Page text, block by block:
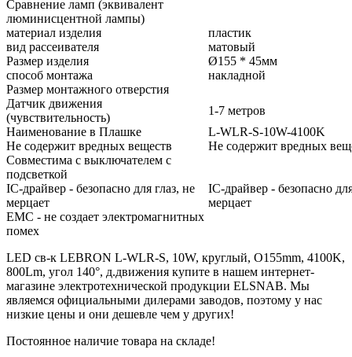
Сравнение ламп (эквивалент
люминисцентной лампы)
материал изделия
пластик
вид рассеивателя
матовый
Размер изделия
Ø155 * 45мм
способ монтажа
накладной
Размер монтажного отверстия
Датчик движения
(чувствительность)
1-7 метров
Наименование в Плашке
L-WLR-S-10W-4100K
Не содержит вредных веществ
Не содержит вредных
Совместима с выключателем с
подсветкой
IC-драйвер - безопасно для глаз, не
мерцает
IC-драйвер - безопасно
мерцает
EMC - не создает электромагнитных
помех
LED св-к LEBRON L-WLR-S, 10W, круглый, O155mm, 4100K,
800Lm, угол 140°, д.движения купите в нашем интернет-
магазине электротехнической продукции ELSNAB. Мы
являемся официальными дилерами заводов, поэтому у нас
низкие цены и они дешевле чем у других!
Постоянное наличие товара на складе!